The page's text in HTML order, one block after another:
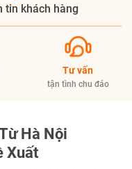
tin khách hàng
Tư vấn
tận tình chu đáo
Hà Nội
Xuất